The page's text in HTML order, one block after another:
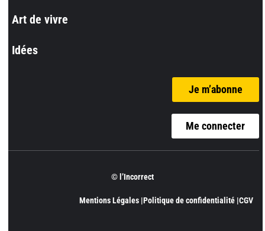
Art de vivre
Idées
Je m’abonne
Me connecter
© l’Incorrect
Mentions Légales |Politique de confidentialité |CGV